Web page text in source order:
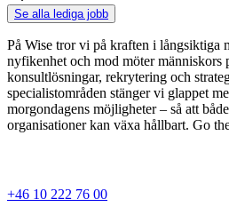
Se alla lediga jobb
På Wise tror vi på kraften i långsiktiga
nyfikenhet och mod möter människors
konsultlösningar, rekrytering och
specialistområden stänger vi glappet
morgondagens möjligheter – så att
organisationer kan växa hållbart. Go
+46 10 222 76 00